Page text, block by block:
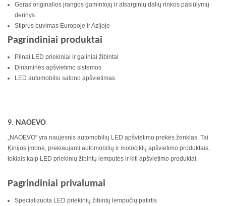
Geras originalios įrangos gamintojų ir atsarginių dalių rinkos pasiūlymų
derinys
Stiprus buvimas Europoje ir Azijoje
Pagrindiniai produktai
Pilnai LED priekiniai ir galiniai žibintai
Dinaminės apšvietimo sistemos
LED automobilio salono apšvietimas
9. NAOEVO
„NAOEVO“ yra naujesnis automobilių LED apšvietimo prekės ženklas. Tai
Kinijos įmonė, prekiaujanti automobilių ir motociklų apšvietimo produktais,
tokiais kaip LED priekinių žibintų lemputės ir kiti apšvietimo produktai.
Pagrindiniai privalumai
Specializuota LED priekinių žibintų lempučių patirtis